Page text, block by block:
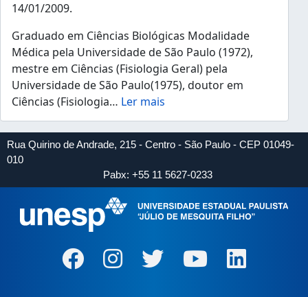
14/01/2009.
Graduado em Ciências Biológicas Modalidade
Médica pela Universidade de São Paulo (1972),
mestre em Ciências (Fisiologia Geral) pela
Universidade de São Paulo(1975), doutor em
Ciências (Fisiologia… Ler mais
Rua Quirino de Andrade, 215 - Centro - São Paulo - CEP 01049-
010
Pabx: +55 11 5627-0233